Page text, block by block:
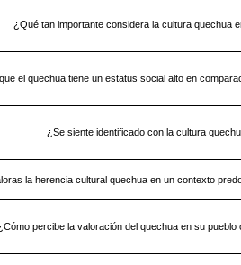
¿Qué tan importante considera la cultura quechua
el quechua tiene un estatus social alto en
¿Se siente identificado con la cultura
la herencia cultural quechua en un contexto
percibe la valoración del quechua en su pueblo